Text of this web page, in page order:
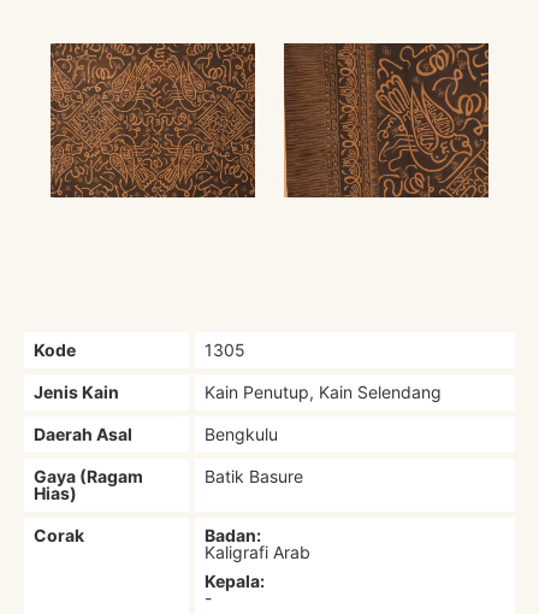
LINKS
Kode 1305
Jenis Kain Kain Penutup, Kain Selendang
Daerah Asal Bengkulu
Gaya (Ragam
Hias)
Batik Basure
Corak
Badan:
Kaligrafi Arab
Kepala:
-